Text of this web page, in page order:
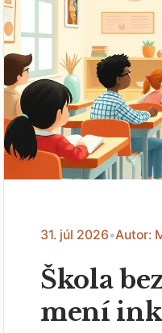
31. júl 2026•Autor:
Škola
mení